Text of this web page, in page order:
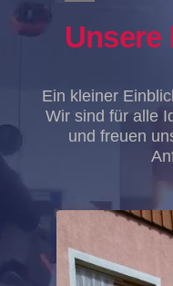
Unsere
Ein kleiner
Wir sind für alle
und freuen